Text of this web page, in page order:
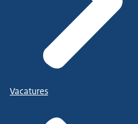
Vacatures